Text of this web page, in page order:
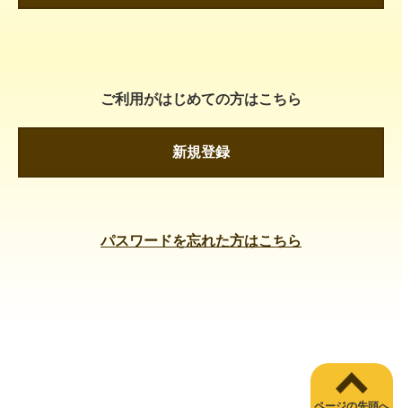
ご利用がはじめての方はこちら
新規登録
パスワードを忘れた方はこちら